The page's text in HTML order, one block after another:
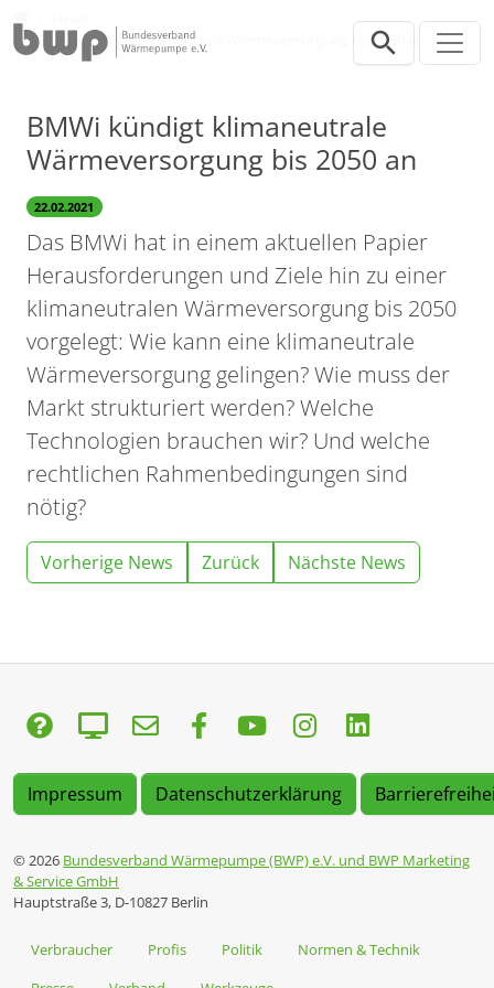
BMWi kündigt klimaneutrale Wärmeversorgung bis 2050 an
BMWi kündigt klimaneutrale
Wärmeversorgung bis 2050 an
22.02.2021
Das BMWi hat in einem aktuellen Papier
Herausforderungen und Ziele hin zu einer
klimaneutralen Wärmeversorgung bis 2050
vorgelegt: Wie kann eine klimaneutrale
Wärmeversorgung gelingen? Wie muss der
Markt strukturiert werden? Welche
Technologien brauchen wir? Und welche
rechtlichen Rahmenbedingungen sind
nötig?
Vorherige News Zurück Nächste News
Impressum Datenschutzerklärung
© 2026 Bundesverband Wärmepumpe (BWP) e.V. und BWP Marketing
& Service GmbH
Hauptstraße 3, D-10827 Berlin
Verbraucher Profis Politik
Normen & Technik